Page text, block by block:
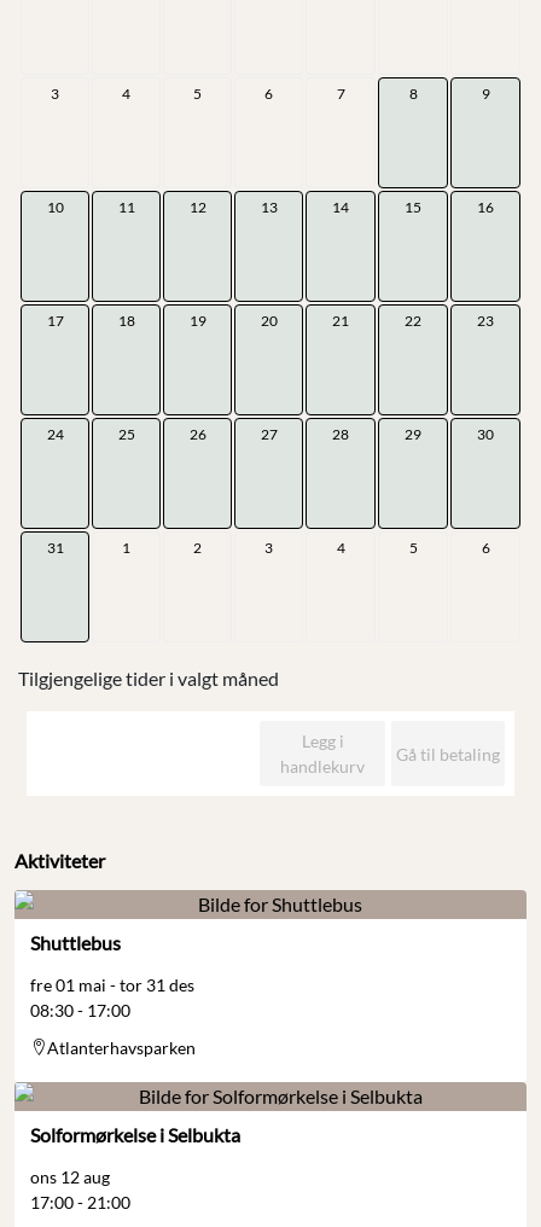
3 4 5 6 7 8 9
10 11 12 13 14 15 16
17 18 19 20 21 22 23
24 25 26 27 28 29 30
31 1 2 3 4 5 6
Tilgjengelige tider i valgt måned
Legg i
handlekurv
Gå til betaling
Aktiviteter
Shuttlebus
fre 01 mai - tor 31 des
08:30 - 17:00
Atlanterhavsparken
Solformørkelse i Selbukta
ons 12 aug
17:00 - 21:00